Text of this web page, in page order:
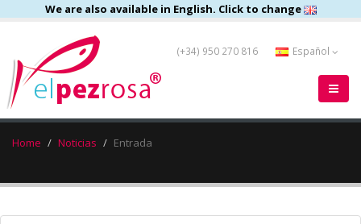
We are also available in English. Click to change
(+34) 950 270 816 Español
Home Noticias Entrada